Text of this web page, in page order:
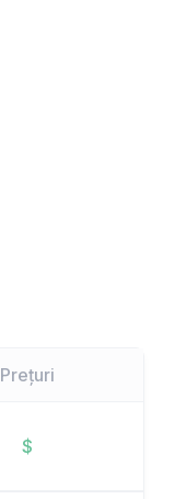
Prețuri
$